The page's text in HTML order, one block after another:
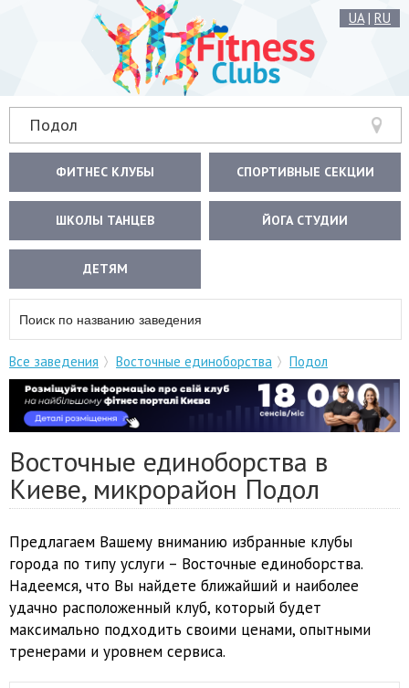
UA| RU
Подол
ФИТНЕС КЛУБЫ СПОРТИВНЫЕ СЕКЦИИ
ШКОЛЫ ТАНЦЕВ ЙОГА СТУДИИ
ДЕТЯМ
Все заведения Восточные единоборства Подол
Восточные единоборства в
Киеве, микрорайон Подол
Предлагаем Вашему вниманию избранные клубы
города по типу услуги – Восточные единоборства.
Надеемся, что Вы найдете ближайший и наиболее
удачно расположенный клуб, который будет
максимально подходить своими ценами, опытными
тренерами и уровнем сервиса.